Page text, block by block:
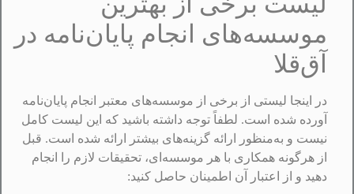
موسسه‌های انجام پایان‌نامه در
آق‌قلا
در اینجا لیستی از برخی از موسسه‌های معتبر انجام پایان‌نامه
آورده شده است. لطفاً توجه داشته باشید که این لیست کامل
نیست و به‌منظور ارائه گزینه‌های بیشتر ارائه شده است. قبل
از هرگونه همکاری با هر موسسه‌ای، تحقیقات لازم را انجام
دهید و از اعتبار آن اطمینان حاصل کنید: